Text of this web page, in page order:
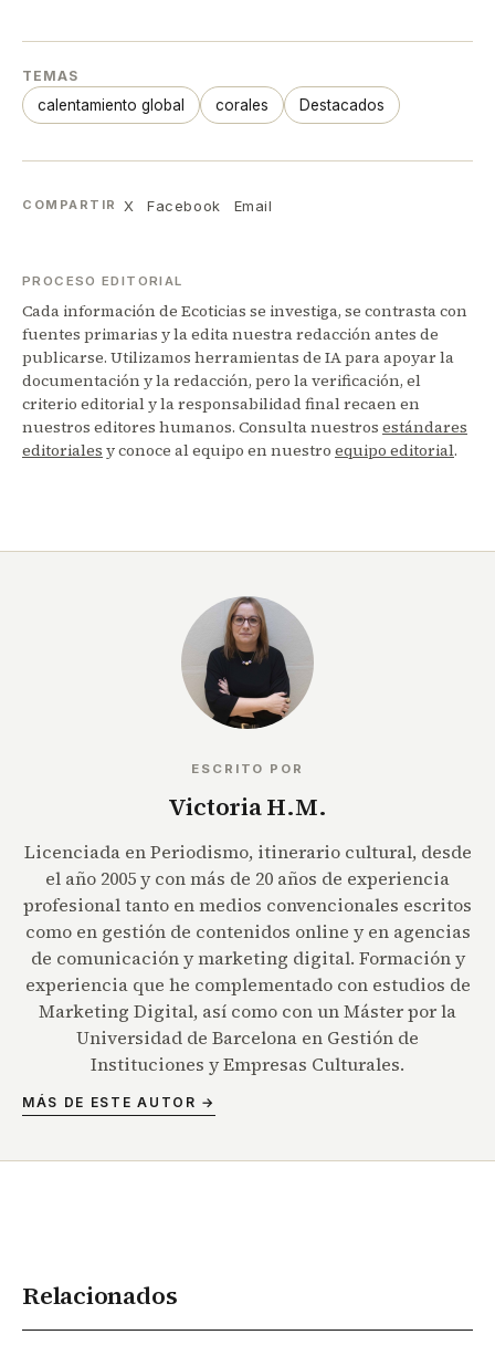
TEMAS
calentamiento global corales Destacados
COMPARTIR X Facebook Email
PROCESO EDITORIAL
Cada información de Ecoticias se investiga, se contrasta con
fuentes primarias y la edita nuestra redacción antes de
publicarse. Utilizamos herramientas de IA para apoyar la
documentación y la redacción, pero la verificación, el
criterio editorial y la responsabilidad final recaen en
nuestros editores humanos. Consulta nuestros estándares
editoriales y conoce al equipo en nuestro equipo editorial.
ESCRITO POR
Victoria H.M.
Licenciada en Periodismo, itinerario cultural, desde
el año 2005 y con más de 20 años de experiencia
profesional tanto en medios convencionales escritos
como en gestión de contenidos online y en agencias
de comunicación y marketing digital. Formación y
experiencia que he complementado con estudios de
Marketing Digital, así como con un Máster por la
Universidad de Barcelona en Gestión de
Instituciones y Empresas Culturales.
MÁS DE ESTE AUTOR →
Relacionados